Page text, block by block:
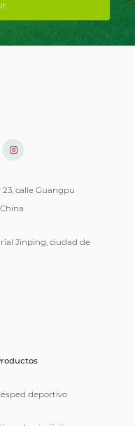
23, calle Guangpu
Jinping, ciudad de
deportivo